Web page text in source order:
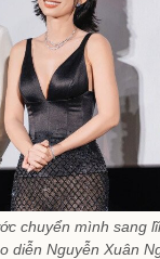
chuyển mình sang
diễn Nguyễn Xuân